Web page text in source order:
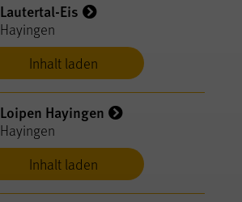
Inhalt laden
Lautertal-Eis
Hayingen
Inhalt laden
Loipen Hayingen
Hayingen